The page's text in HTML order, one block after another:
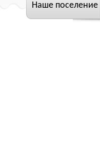
Наше поселение